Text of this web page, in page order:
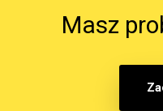
Masz